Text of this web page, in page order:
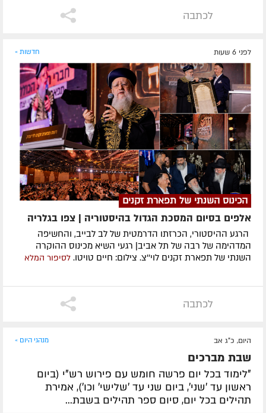
לכתבה
לפני 6 שעות חדשות »
הכינוס השנתי של תפארת זקנים
אלפים בסיום המסכת הגדול בהיסטוריה | צפו בגלריה
הרגע ההיסטורי, הכרזתו הדרמטית של לב לבייב, והחשיפה
המדהימה של רבה של תל אביב| רגעי השיא מכינוס ההוקרה
השנתי של תפארת זקנים לוי''צ. צילום: חיים טויטו. לסיפור המלא
לכתבה
היום, כ"ג אב מנהגי היום »
שבת מברכים
"לימוד בכל יום פרשה חומש עם פירוש רש"י (ביום
ראשון עד 'שני', ביום שני עד 'שלישי' וכו'), אמירת
תהילים בכל יום, סיום ספר תהילים בשבת...